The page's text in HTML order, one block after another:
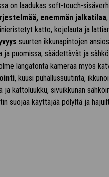
on laadukas soft-touch-
enemmän jalkatilaa
katto, kojelauta ja
suurten ikkunapintojen
ja puomissa, säädettävät ja
langatonta kameraa myös
, kuusi puhallussuutinta,
ja kattoluukku, sivuikkunan
suojaa käyttäjää pölyltä ja